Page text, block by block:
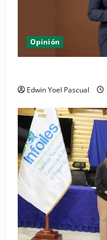
Opinión
Edwin Yoel Pascual